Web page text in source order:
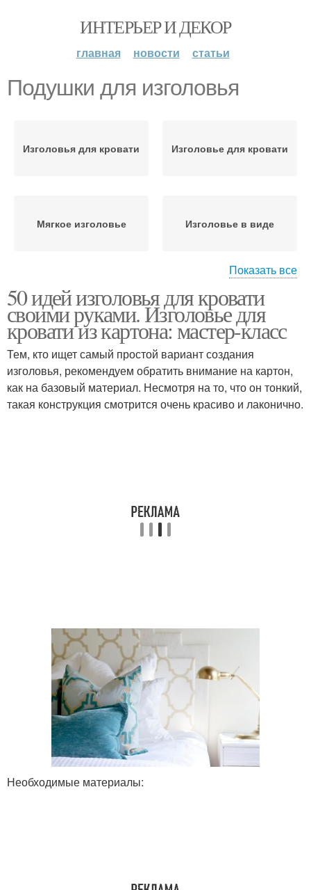
ИНТЕРЬЕР И ДЕКОР
главная новости статьи
Подушки для изголовья
Изголовья для кровати Изголовье для кровати
Мягкое изголовье Изголовье в виде
Изголовье в стиле
двуспальной
Оригинальное
изголовье
Мягкие изголовья
Показать все
50 идей изголовья для кровати
своими руками. Изголовье для
кровати из картона: мастер-класс
Тем, кто ищет самый простой вариант создания
изголовья, рекомендуем обратить внимание на картон,
как на базовый материал. Несмотря на то, что он тонкий,
такая конструкция смотрится очень красиво и лаконично.
Необходимые материалы: